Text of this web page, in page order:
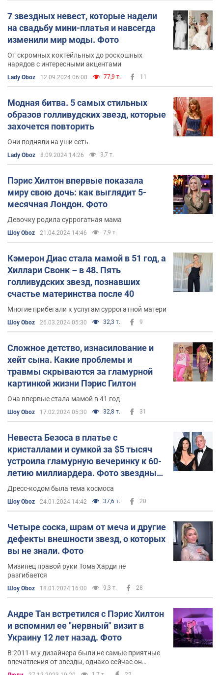
7 звездных невест, которые надели
на свадьбу мини-платья и навсегда
изменили мир моды. Фото
От скромных коктейльных до роскошных
нарядов с интересными акцентами
Lady Oboz 12.09.2024 06:00 77,9 т. 11
Модная битва. 5 самых стильных
образов голливудских звезд, которые
захочется повторить
Они подняли на уши сеть
Lady Oboz 8.09.2024 14:26 3,7 т.
Пэрис Хилтон впервые показала
миру свою дочь: как выглядит 5-
месячная Лондон. Фото
Девочку родила суррогатная мама
Шоу Oboz 21.04.2024 14:46 7,9 т.
Кэмерон Диас стала мамой в 51 год, а
Хиллари Свонк – в 48. Пять
голливудских звезд, познавших
счастье материнства после 40
Многие прибегали к услугам суррогатной матери
Шоу Oboz 26.03.2024 05:30 32,3 т. 9
Сложное детство, изнасилование и
хейт сына. Какие проблемы и
травмы скрываются за гламурной
картинкой жизни Пэрис Гилтон
Она впервые стала мамой в 41 год
Шоу Oboz 17.02.2024 05:30 32,8 т. 31
Невеста Безоса в платье с
кристаллами и сумкой за $5 тысяч
устроила гламурную вечеринку к 60-
летию миллиардера. Фото звездных
гостей
Дресс-кодом была тема космоса
Шоу Oboz 24.01.2024 14:42 37,6 т. 20
Четыре соска, шрам от меча и другие
дефекты внешности звезд, о которых
вы не знали. Фото
Мизинец правой руки Тома Харди не
разгибается
Шоу Oboz 18.01.2024 16:00 9,3 т. 28
Андре Тан встретился с Пэрис Хилтон
и вспомнил ее "нервный" визит в
Украину 12 лет назад. Фото
В 2011-м у дизайнера были не самые приятные
впечатления от звезды, однако сейчас он
заметил, как сильно они оба изменились